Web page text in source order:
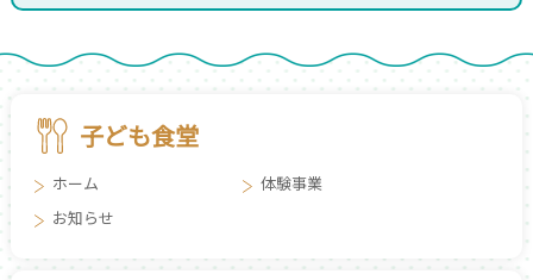
子ども食堂
ホーム
体験事業
お知らせ